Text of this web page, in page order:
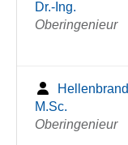
Dr.-Ing.
Oberingenieur
M.Sc.
Oberingenieur